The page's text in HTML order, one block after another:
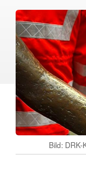
Bild: